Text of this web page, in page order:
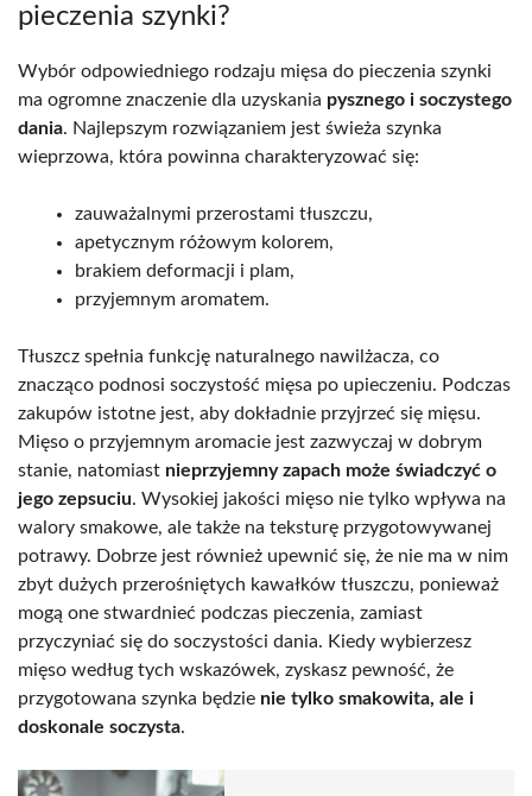
pieczenia szynki?
Wybór odpowiedniego rodzaju mięsa do pieczenia szynki
ma ogromne znaczenie dla uzyskania pysznego i soczystego
dania. Najlepszym rozwiązaniem jest świeża szynka
wieprzowa, która powinna charakteryzować się:
zauważalnymi przerostami tłuszczu,
apetycznym różowym kolorem,
brakiem deformacji i plam,
przyjemnym aromatem.
Tłuszcz spełnia funkcję naturalnego nawilżacza, co
znacząco podnosi soczystość mięsa po upieczeniu. Podczas
zakupów istotne jest, aby dokładnie przyjrzeć się mięsu.
Mięso o przyjemnym aromacie jest zazwyczaj w dobrym
stanie, natomiast nieprzyjemny zapach może świadczyć o
jego zepsuciu. Wysokiej jakości mięso nie tylko wpływa na
walory smakowe, ale także na teksturę przygotowywanej
potrawy. Dobrze jest również upewnić się, że nie ma w nim
zbyt dużych przerośniętych kawałków tłuszczu, ponieważ
mogą one stwardnieć podczas pieczenia, zamiast
przyczyniać się do soczystości dania. Kiedy wybierzesz
mięso według tych wskazówek, zyskasz pewność, że
przygotowana szynka będzie nie tylko smakowita, ale i
doskonale soczysta.